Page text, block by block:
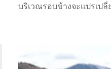
บริเวณรอบข้างจะแปรเป